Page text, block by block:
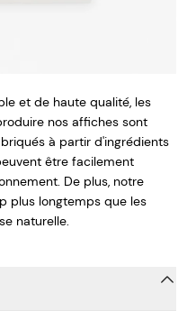
et de haute qualité, les
nos affiches sont
à partir d'ingrédients
être facilement
De plus, notre
plus longtemps que les
naturelle.